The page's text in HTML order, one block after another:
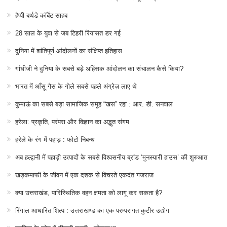
हैप्पी बर्थडे कॉर्बेट साहब
28 साल के युवा से जब टिहरी रियासत डर गई
दुनिया में शांतिपूर्ण आंदोलनों का संक्षिप्त इतिहास
गांधीजी ने दुनिया के सबसे बड़े अहिंसक आंदोलन का संचालन कैसे किया?
भारत में आँसू गैस के गोले सबसे पहले अंग्रेज़ लाए थे
कुमाऊं का सबसे बड़ा सामाजिक समूह “खस” रहा : आर. डी. सनवाल
हरेला: प्रकृति, परंपरा और विज्ञान का अद्भुत संगम
हरेले के रंग में पहाड़ : फोटो निबन्ध
अब हल्द्वानी में पहाड़ी उत्पादों के सबसे विश्वसनीय ब्रांड ‘मुनस्यारी हाउस’ की शुरुआत
खड़कमाफी के जीवन में एक दशक से विचरते एकदंत गजराज
क्या उत्तराखंड, पारिस्थितिक वहन क्षमता को लागू कर सकता है?
रिंगाल आधारित शिल्प : उत्तराखण्ड का एक परम्परागत कुटीर उद्योग